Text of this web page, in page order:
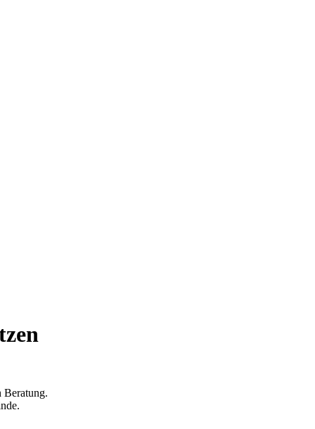
Beratung.